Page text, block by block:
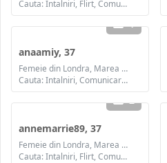
Cauta: Intalniri, Flirt, Comunicare / chat, Prietenie, Casatorie
1
anaamiy, 37
Femeie din Londra, Marea Britanie
Cauta: Intalniri, Comunicare / chat, Prietenie, Casatorie
2
annemarrie89, 37
Femeie din Londra, Marea Britanie
Cauta: Intalniri, Flirt, Comunicare / chat, Prietenie, Casatorie